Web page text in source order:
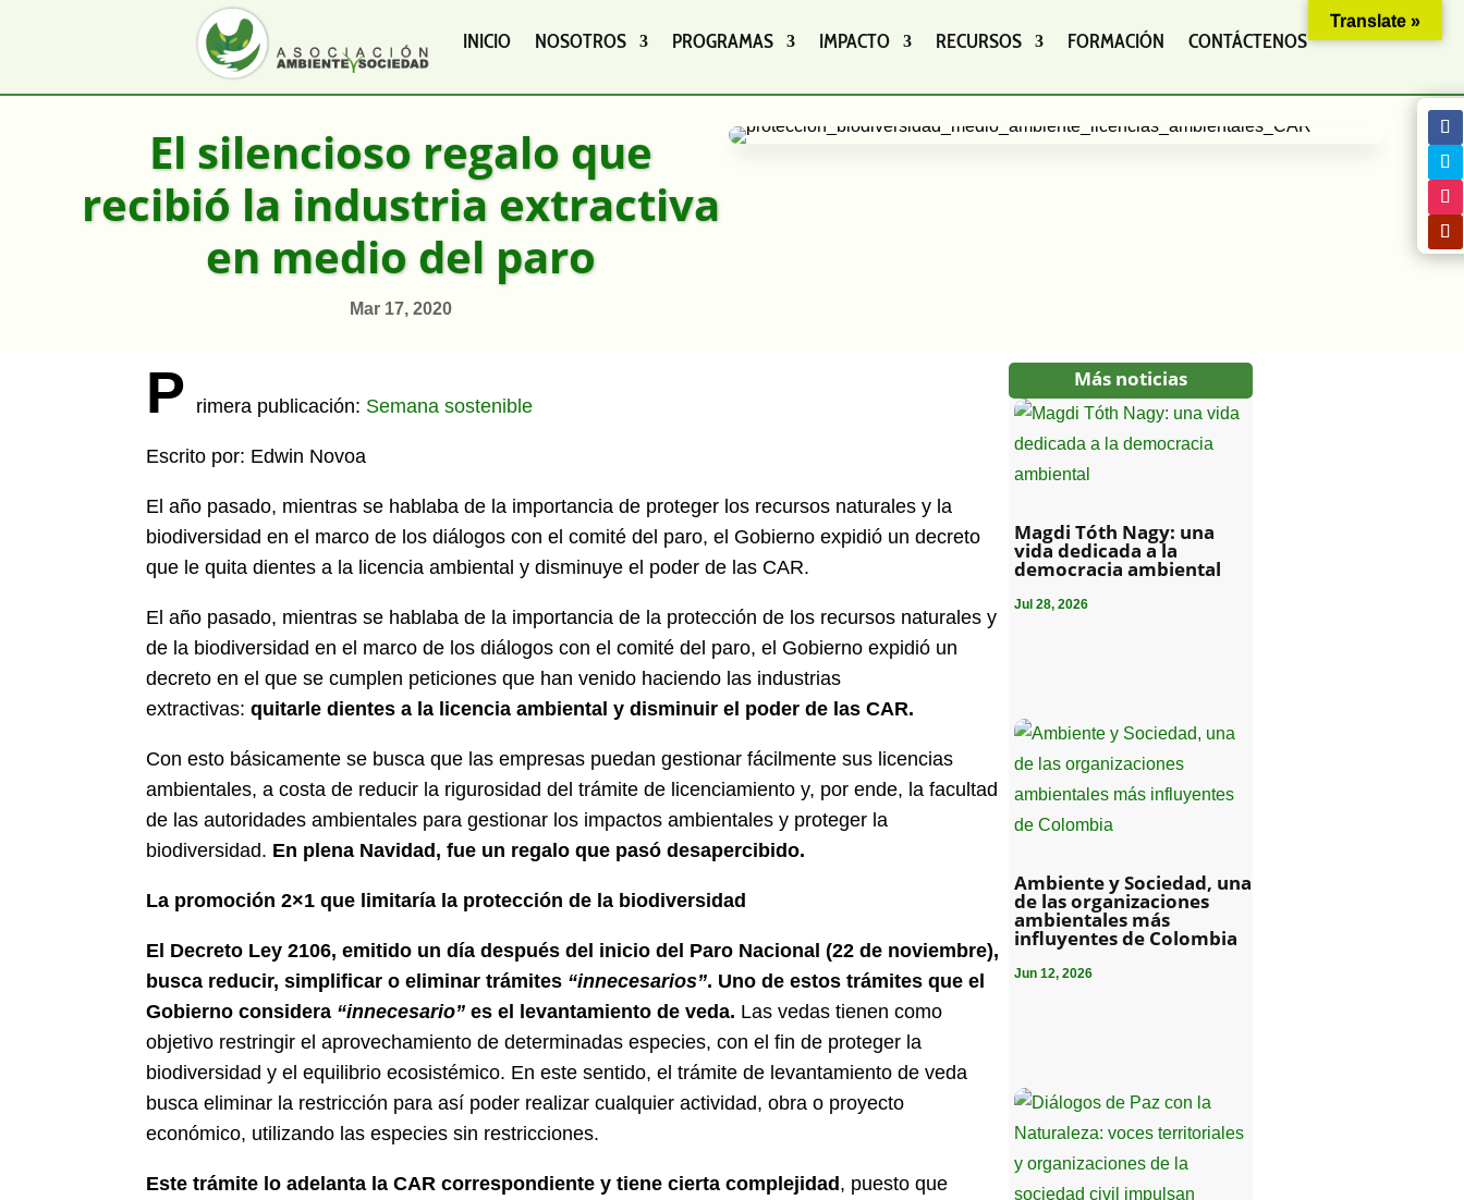
INICIO NOSOTROS PROGRAMAS IMPACTO RECURSOS FORMACIÓN CONTÁCTENOS
El silencioso regalo que
recibió la industria extractiva
en medio del paro
Mar 17, 2020
P rimera publicación: Semana sostenible
Escrito por: Edwin Novoa
El año pasado, mientras se hablaba de la importancia de proteger los recursos naturales y la
biodiversidad en el marco de los diálogos con el comité del paro, el Gobierno expidió un decreto
que le quita dientes a la licencia ambiental y disminuye el poder de las CAR.
El año pasado, mientras se hablaba de la importancia de la protección de los recursos naturales y
de la biodiversidad en el marco de los diálogos con el comité del paro, el Gobierno expidió un
decreto en el que se cumplen peticiones que han venido haciendo las industrias
extractivas:quitarle dientes a la licencia ambiental y disminuir el poder de las CAR.
Con esto básicamente se busca que las empresas puedan gestionar fácilmente sus licencias
ambientales, a costa de reducir la rigurosidad del trámite de licenciamiento y, por ende, la facultad
de las autoridades ambientales para gestionar los impactos ambientales y proteger la
biodiversidad. En plena Navidad, fue un regalo que pasó desapercibido.
La promoción 2×1 que limitaría la protección de la biodiversidad
El Decreto Ley 2106, emitido un día después del inicio del Paro Nacional (22 de noviembre),
busca reducir, simplificar o eliminar trámites “innecesarios”. Uno de estos trámites que el
Gobierno considera “innecesario” es el levantamiento de veda. Las vedas tienen como
objetivo restringir el aprovechamiento de determinadas especies, con el fin de proteger la
biodiversidad y el equilibrio ecosistémico. En este sentido, el trámite de levantamiento de veda
busca eliminar la restricción para así poder realizar cualquier actividad, obra o proyecto
económico, utilizando las especies sin restricciones.
Este trámite lo adelanta la CAR correspondiente y tiene cierta complejidad , puesto que
Más noticias
Magdi Tóth Nagy: una
vida dedicada a la
democracia ambiental
Jul 28, 2026
Ambiente y Sociedad, una
de las organizaciones
ambientales más
influyentes de Colombia
Jun 12, 2026
Translate »